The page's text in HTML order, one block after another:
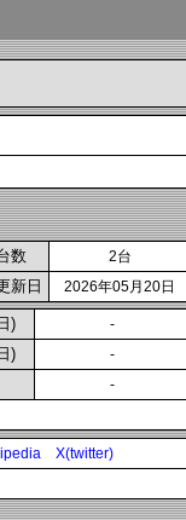
数 2台
新日 2026年05月20日
) -
) -
-
X(twitter)